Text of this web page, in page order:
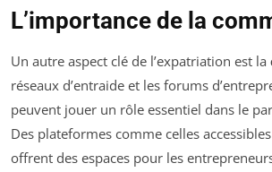
L’importance de la
Un autre aspect clé de l’expatriation est la
réseaux d’entraide et les forums
peuvent jouer un rôle essentiel dans le
Des plateformes comme celles
offrent des espaces pour les